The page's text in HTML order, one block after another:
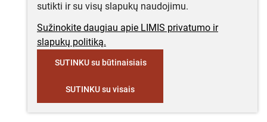
sutikti ir su visų slapukų naudojimu.
Sužinokite daugiau apie LIMIS privatumo ir
slapukų politiką.
SUTINKU su būtinaisiais
SUTINKU su visais